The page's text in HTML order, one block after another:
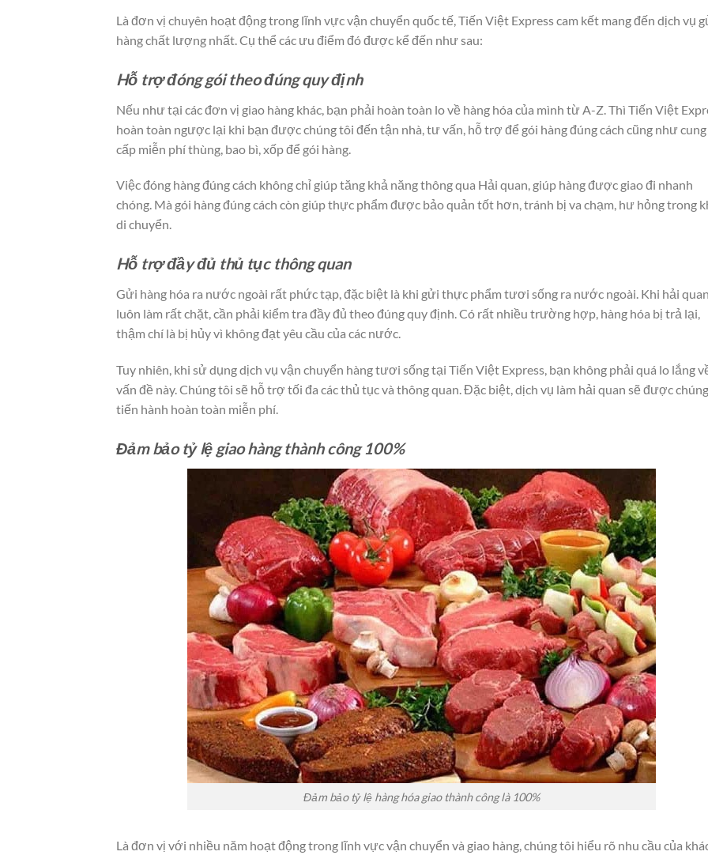
Là đơn vị chuyên hoạt động trong lĩnh vực vận chuyển quốc tế, Tiến Việt Express cam kết mang đến dịch vụ
hàng chất lượng nhất. Cụ thể các ưu điểm đó được kể đến như sau:
Hỗ trợ đóng gói theo đúng quy định
Nếu như tại các đơn vị giao hàng khác, bạn phải hoàn toàn lo về hàng hóa của mình từ A-Z. Thì Tiến Việt
hoàn toàn ngược lại khi bạn được chúng tôi đến tận nhà, tư vấn, hỗ trợ để gói hàng đúng cách cũng như cung
cấp miễn phí thùng, bao bì, xốp để gói hàng.
Việc đóng hàng đúng cách không chỉ giúp tăng khả năng thông qua Hải quan, giúp hàng được giao đi nhanh
chóng. Mà gói hàng đúng cách còn giúp thực phẩm được bảo quản tốt hơn, tránh bị va chạm, hư hỏng trong
di chuyển.
Hỗ trợ đầy đủ thủ tục thông quan
Gửi hàng hóa ra nước ngoài rất phức tạp, đặc biệt là khi gửi thực phẩm tươi sống ra nước ngoài. Khi hải
luôn làm rất chặt, cần phải kiểm tra đầy đủ theo đúng quy định. Có rất nhiều trường hợp, hàng hóa bị trả lại,
thậm chí là bị hủy vì không đạt yêu cầu của các nước.
Tuy nhiên, khi sử dụng dịch vụ vận chuyển hàng tươi sống tại Tiến Việt Express, bạn không phải quá lo lắng
vấn đề này. Chúng tôi sẽ hỗ trợ tối đa các thủ tục và thông quan. Đặc biệt, dịch vụ làm hải quan sẽ được
tiến hành hoàn toàn miễn phí.
Đảm bảo tỷ lệ giao hàng thành công 100%
Đảm bảo tỷ lệ hàng hóa giao thành công là 100%
Là đơn vị với nhiều năm hoạt động trong lĩnh vực vận chuyển và giao hàng, chúng tôi hiểu rõ nhu cầu của